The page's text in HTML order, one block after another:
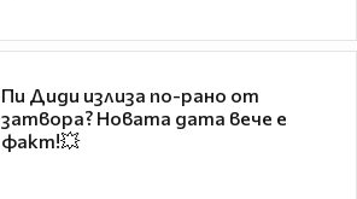
Пи Диди излиза по-рано от
затвора? Новата дата вече е
факт!💥